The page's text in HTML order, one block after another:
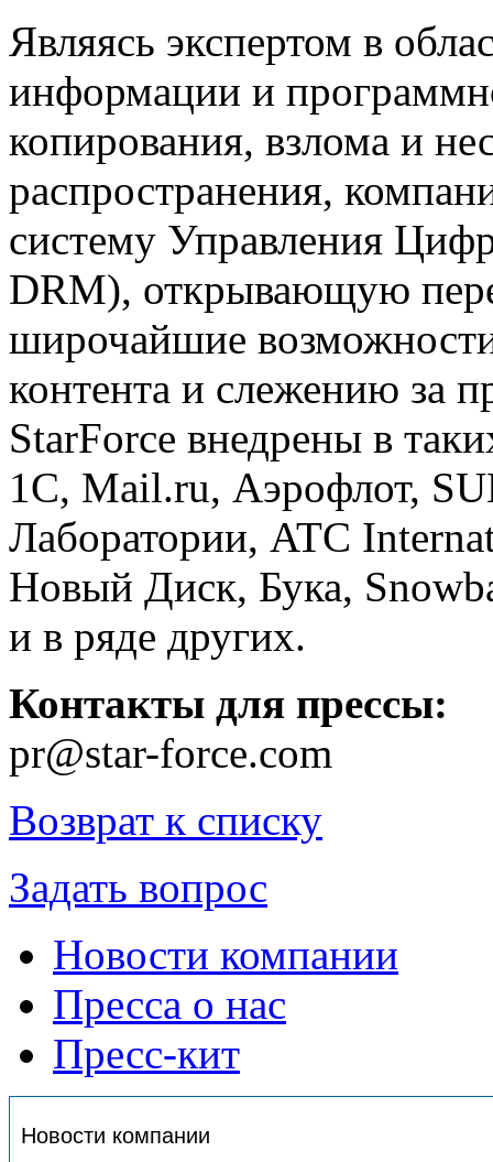
Являясь экспертом в
информации и
копирования, взлома и
распространения,
систему Управления
DRM), открывающую
широчайшие
контента и слежению за
StarForce внедрены в
1С, Mail.ru, Аэрофлот,
Лаборатории, ATC
Новый Диск, Бука,
и в ряде других.
Контакты для прессы:
pr@star-force.com
Возврат к списку
Задать вопрос
Новости компании
Пресса о нас
Пресс-кит
Новости компании